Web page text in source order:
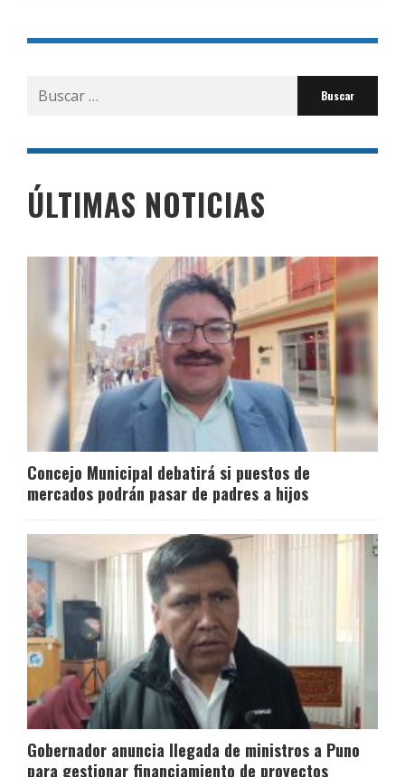
Buscar
por:
ÚLTIMAS NOTICIAS
Concejo Municipal debatirá si puestos de
mercados podrán pasar de padres a hijos
Gobernador anuncia llegada de ministros a Puno
para gestionar financiamiento de proyectos